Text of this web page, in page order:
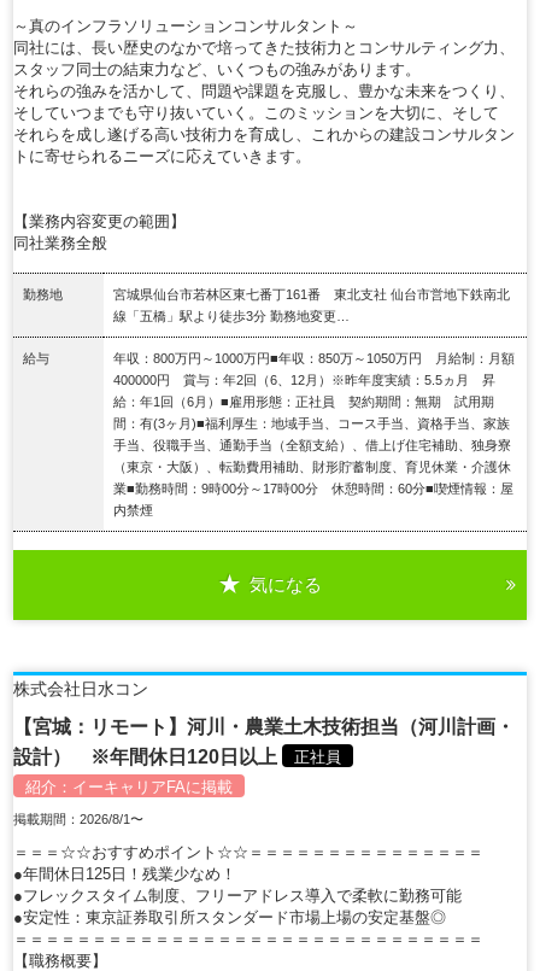
～真のインフラソリューションコンサルタント～
同社には、長い歴史のなかで培ってきた技術力とコンサルティング力、
スタッフ同士の結束力など、いくつもの強みがあります。
それらの強みを活かして、問題や課題を克服し、豊かな未来をつくり、
そしていつまでも守り抜いていく。このミッションを大切に、そして
それらを成し遂げる高い技術力を育成し、これからの建設コンサルタン
トに寄せられるニーズに応えていきます。
【業務内容変更の範囲】
同社業務全般
勤務地
宮城県仙台市若林区東七番丁161番 東北支社 仙台市営地下鉄南北
線「五橋」駅より徒歩3分 勤務地変更…
給与
年収：800万円～1000万円■年収：850万～1050万円 月給制：月額
400000円 賞与：年2回（6、12月）※昨年度実績：5.5ヵ月 昇
給：年1回（6月）■雇用形態：正社員 契約期間：無期 試用期
間：有(3ヶ月)■福利厚生：地域手当、コース手当、資格手当、家族
手当、役職手当、通勤手当（全額支給）、借上げ住宅補助、独身寮
（東京・大阪）、転勤費用補助、財形貯蓄制度、育児休業・介護休
業■勤務時間：9時00分～17時00分 休憩時間：60分■喫煙情報：屋
内禁煙
気になる
株式会社日水コン
【宮城：リモート】河川・農業土木技術担当（河川計画・
設計） ※年間休日120日以上
正社員
紹介： イーキャリアFAに掲載
掲載期間：2026/8/1〜
＝＝＝☆☆おすすめポイント☆☆＝＝＝＝＝＝＝＝＝＝＝＝＝＝＝
●年間休日125日！残業少なめ！
●フレックスタイム制度、フリーアドレス導入で柔軟に勤務可能
●安定性：東京証券取引所スタンダード市場上場の安定基盤◎
＝＝＝＝＝＝＝＝＝＝＝＝＝＝＝＝＝＝＝＝＝＝＝＝＝＝＝＝＝＝
【職務概要】